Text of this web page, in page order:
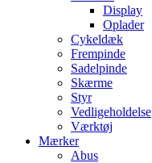
Display
Oplader
Cykeldæk
Frempinde
Sadelpinde
Skærme
Styr
Vedligeholdelse
Værktøj
Mærker
Abus